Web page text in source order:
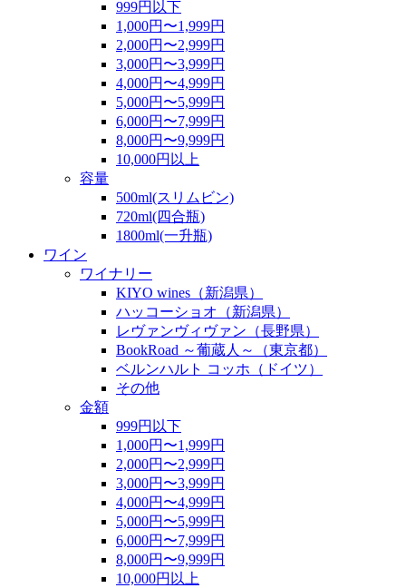
999円以下
1,000円〜1,999円
2,000円〜2,999円
3,000円〜3,999円
4,000円〜4,999円
5,000円〜5,999円
6,000円〜7,999円
8,000円〜9,999円
10,000円以上
容量
500ml(スリムビン)
720ml(四合瓶)
1800ml(一升瓶)
ワイン
ワイナリー
KIYO wines（新潟県）
ハッコーショオ（新潟県）
レヴァンヴィヴァン（長野県）
BookRoad ～葡蔵人～（東京都）
ベルンハルト コッホ（ドイツ）
その他
金額
999円以下
1,000円〜1,999円
2,000円〜2,999円
3,000円〜3,999円
4,000円〜4,999円
5,000円〜5,999円
6,000円〜7,999円
8,000円〜9,999円
10,000円以上